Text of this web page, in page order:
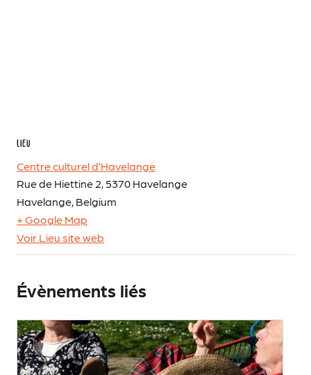
LIEU
Centre culturel d’Havelange
Rue de Hiettine 2, 5370 Havelange
Havelange, Belgium
+ Google Map
Voir Lieu site web
Évènements liés